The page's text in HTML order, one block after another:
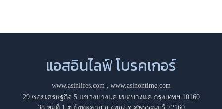
แอสอินไลฟ์ โบรคเกอร์
www.asinlifes.com, www.asinontime.com
29 ซอยเศรษฐกิจ 5 แขวงบางแค เขตบางแค กรุงเทพฯ 10160
38 หมู่ที่ 1 ต.ยุ้งทะลาย อ.อู่ทอง จ.สุพรรณบุรี 72160